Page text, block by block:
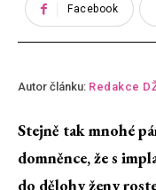
Facebook
Autor článku: Redakce
Stejně tak mnohé
domněnce, že s
do dělohy ženy